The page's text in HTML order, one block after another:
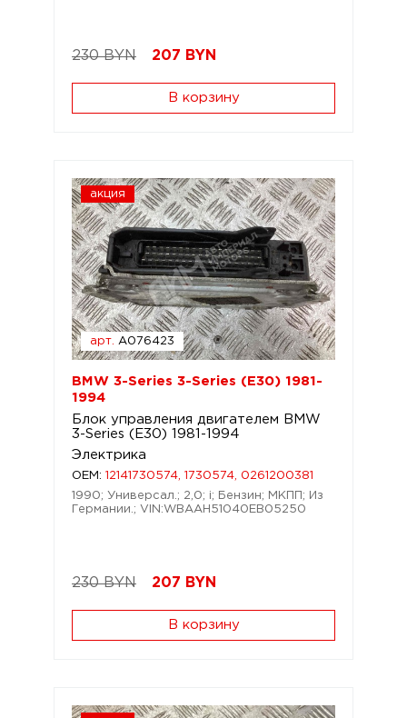
230 BYN 207 BYN
В корзину
акция
арт. A076423
BMW 3-Series 3-Series (E30) 1981-
1994
Блок управления двигателем BMW
3-Series (E30) 1981-1994
Электрика
OEM: 12141730574, 1730574, 0261200381
1990; Универсал.; 2,0; i; Бензин; МКПП; Из
Германии.; VIN:WBAAH51040EB05250
230 BYN 207 BYN
В корзину